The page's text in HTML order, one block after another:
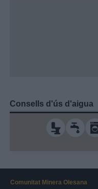
Consells d'ús d'aigua
Comunitat Minera Olesana